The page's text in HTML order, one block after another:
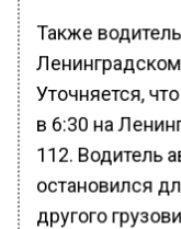
Также
Уточняется,
в 6:30 на
112. Водитель
остановился
другого